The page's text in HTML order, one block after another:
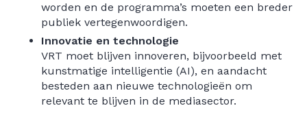
worden en de programma’s moeten een breder
publiek vertegenwoordigen.
Innovatie en technologie
VRT moet blijven innoveren, bijvoorbeeld met
kunstmatige intelligentie (AI), en aandacht
besteden aan nieuwe technologieën om
relevant te blijven in de mediasector.